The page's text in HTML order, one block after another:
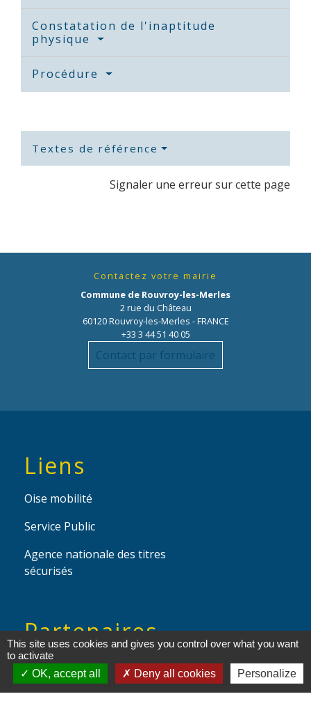
Constatation de l'inaptitude
physique
Procédure
Textes de référence
Signaler une erreur sur cette page
Contactez votre mairie
Commune de Rouvroy-les-Merles
2 rue du Château
60120 Rouvroy-les-Merles - FRANCE
+33 3 44 51 40 05
Contact par formulaire
Liens
Oise mobilité
Service Public
Agence nationale des titres
sécurisés
Partenaires
institutionnels
Région Hauts-de-France
This site uses cookies and gives you control over what you want
to activate
OK, accept all
Deny all cookies Personalize